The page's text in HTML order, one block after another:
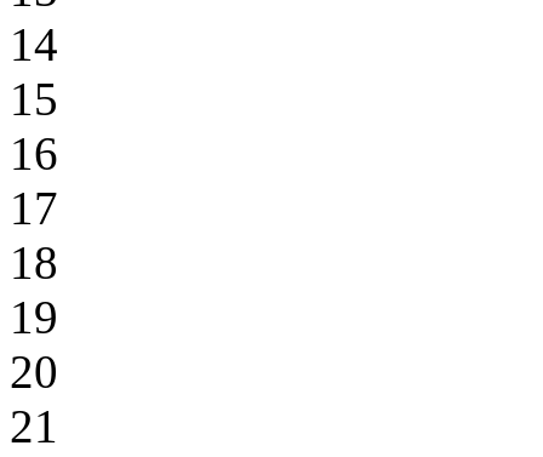
14
15
16
17
18
19
20
21